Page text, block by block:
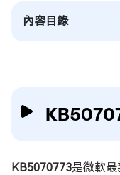
內容目錄
KB5070773是微軟